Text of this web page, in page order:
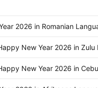
2026 in Romanian
New Year 2026 in Zulu
New Year 2026 in